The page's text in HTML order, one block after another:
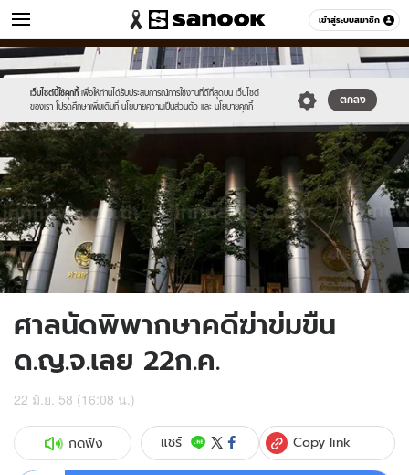
เข้าสู่ระบบสมาชิก
ข่าว หมวดอื่นๆ
เว็บไซต์นี้ใช้คุกกี้ เพื่อให้ท่านได้รับประสบการณ์การใช้งานที่ดีที่สุดบน เว็บไซต์
ของเรา โปรดศึกษาเพิ่มเติมที่ นโยบายความเป็นส่วนตัว และ นโยบายคุกกี้
ตกลง
Sanook
//s.isanook.com/sr/0/images/logo-
new-
sanook.png
600
60
//s.isanook.com/ns/0/ud/363/1816718/626619-
01.jpg
ศาลนัดพิพากษาคดีฆ่าข่มขืน
ด.ญ.จ.เลย 22ก.ค.
22 มิ.ย. 58 (16:08 น.)
กดฟัง แชร์ Copy link